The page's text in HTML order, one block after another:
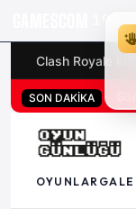
19g
Clash Royale
SON DAKİKA
OYUNLAR